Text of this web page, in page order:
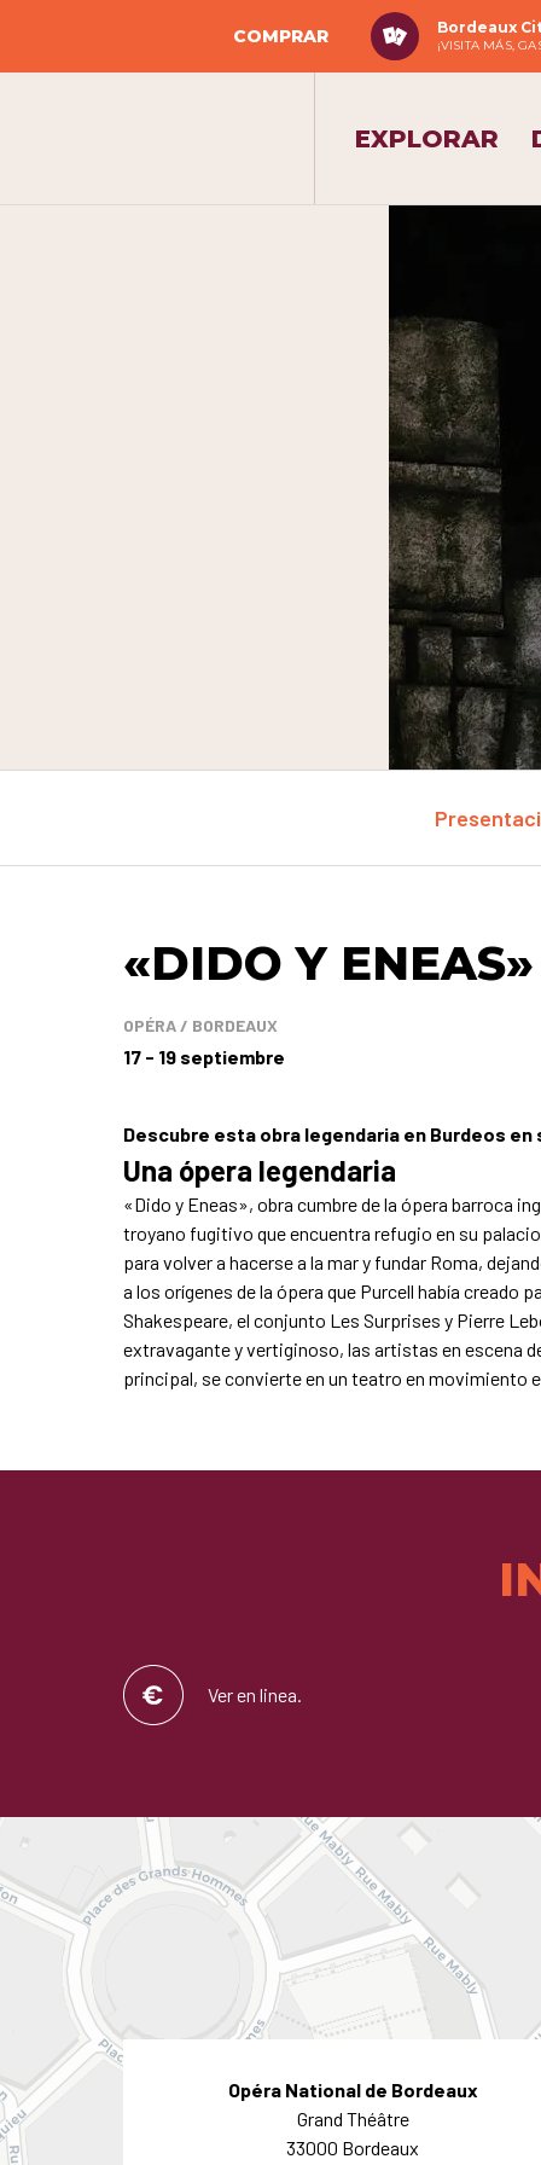
COMPRAR Bordeaux
¡VISITA MÁS,
EXPLORAR
«DIDO Y
OPÉRA / BORDEAUX
17 - 19 septiembre
Descubre esta obra legendaria en Burdeos
Una ópera legendaria
«Dido y Eneas», obra cumbre de la ópera barroca
troyano fugitivo que encuentra refugio en su
para volver a hacerse a la mar y fundar Roma,
a los orígenes de la ópera que Purcell había
Shakespeare, el conjunto Les Surprises y Pierre
extravagante y vertiginoso, las artistas en escena
principal, se convierte en un teatro en movimiento
Ver en linea.
Opéra National de Bordeaux
Grand Théâtre
33000 Bordeaux